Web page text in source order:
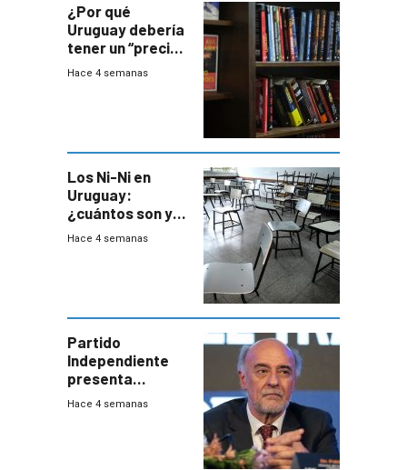
¿Por qué
Uruguay debería
tener un “precio
único” en los
Hace 4 semanas
Los Ni-Ni en
Uruguay:
¿cuántos son y
en dónde están?
Hace 4 semanas
Partido
Independiente
presenta
demanda civil
Hace 4 semanas